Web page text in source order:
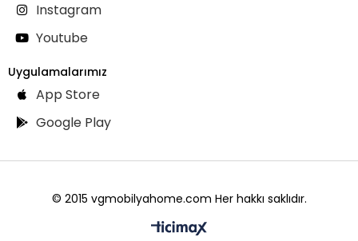
Instagram
Youtube
Uygulamalarımız
App Store
Google Play
© 2015 vgmobilyahome.com Her hakkı saklıdır.